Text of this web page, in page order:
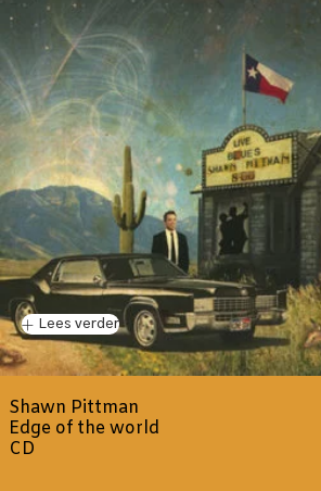
Lees verder
Shawn Pittman
Edge of the world
CD